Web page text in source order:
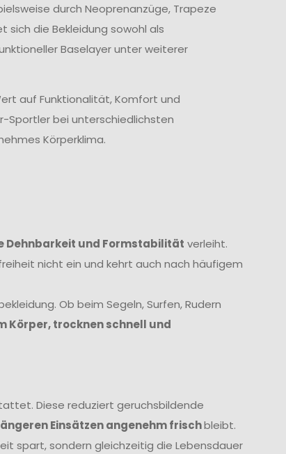
durch Neoprenanzüge, Trapeze
die Bekleidung sowohl als
Baselayer unter weiterer
auf Funktionalität, Komfort und
Sportler bei unterschiedlichsten
Körperklima.
Dehnbarkeit und Formstabilität verleiht.
nicht ein und kehrt auch nach häufigem
Ob beim Segeln, Surfen, Rudern
Körper, trocknen schnell und
Diese reduziert geruchsbildende
Einsätzen angenehm frischbleibt.
spart, sondern gleichzeitig die Lebensdauer